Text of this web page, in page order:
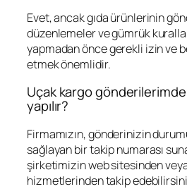
Evet, ancak gıda ürünlerinin
düzenlemeler ve gümrük
yapmadan önce gerekli izin ve
etmek önemlidir.
Uçak kargo gönderilerimde
yapılır?
Firmamızın, gönderinizin
sağlayan bir takip numarası
şirketimizin web sitesinden
hizmetlerinden takip